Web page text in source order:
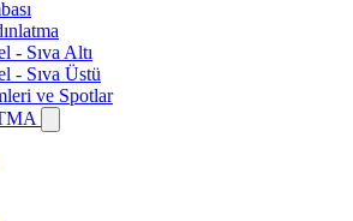
- Sıva Altı
- Sıva Üstü
ve Spotlar